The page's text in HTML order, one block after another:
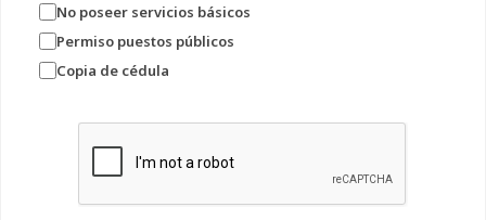
No poseer servicios básicos
Permiso puestos públicos
Copia de cédula